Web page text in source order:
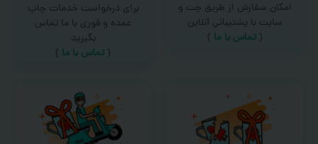
امکان سفارش از طریق چت و
سایت با پشتیبانی آنلاین
( تماس با ما‌ )
برای درخواست خدمات چاپ
عمده و فوری با ما تماس
بگیرید
( تماس با ما )